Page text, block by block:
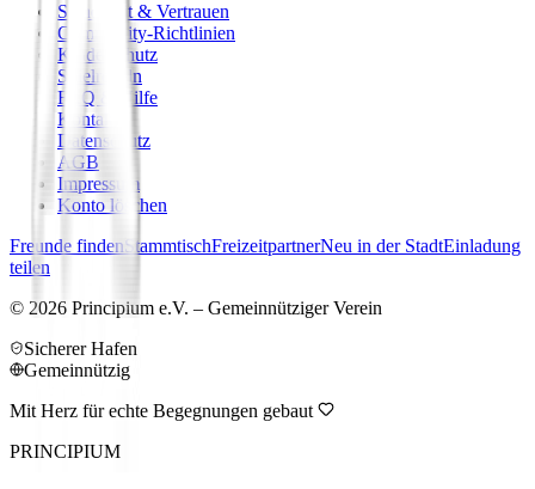
Sicherheit & Vertrauen
Community-Richtlinien
Kinderschutz
Spielregeln
FAQ & Hilfe
Kontakt
Datenschutz
AGB
Impressum
Konto löschen
Freunde findenStammtischFreizeitpartnerNeu in der StadtEinladung
teilen
© 2026 Principium e.V. – Gemeinnütziger Verein
Sicherer Hafen
Gemeinnützig
Mit Herz für echte Begegnungen gebaut
PRINCIPIUM